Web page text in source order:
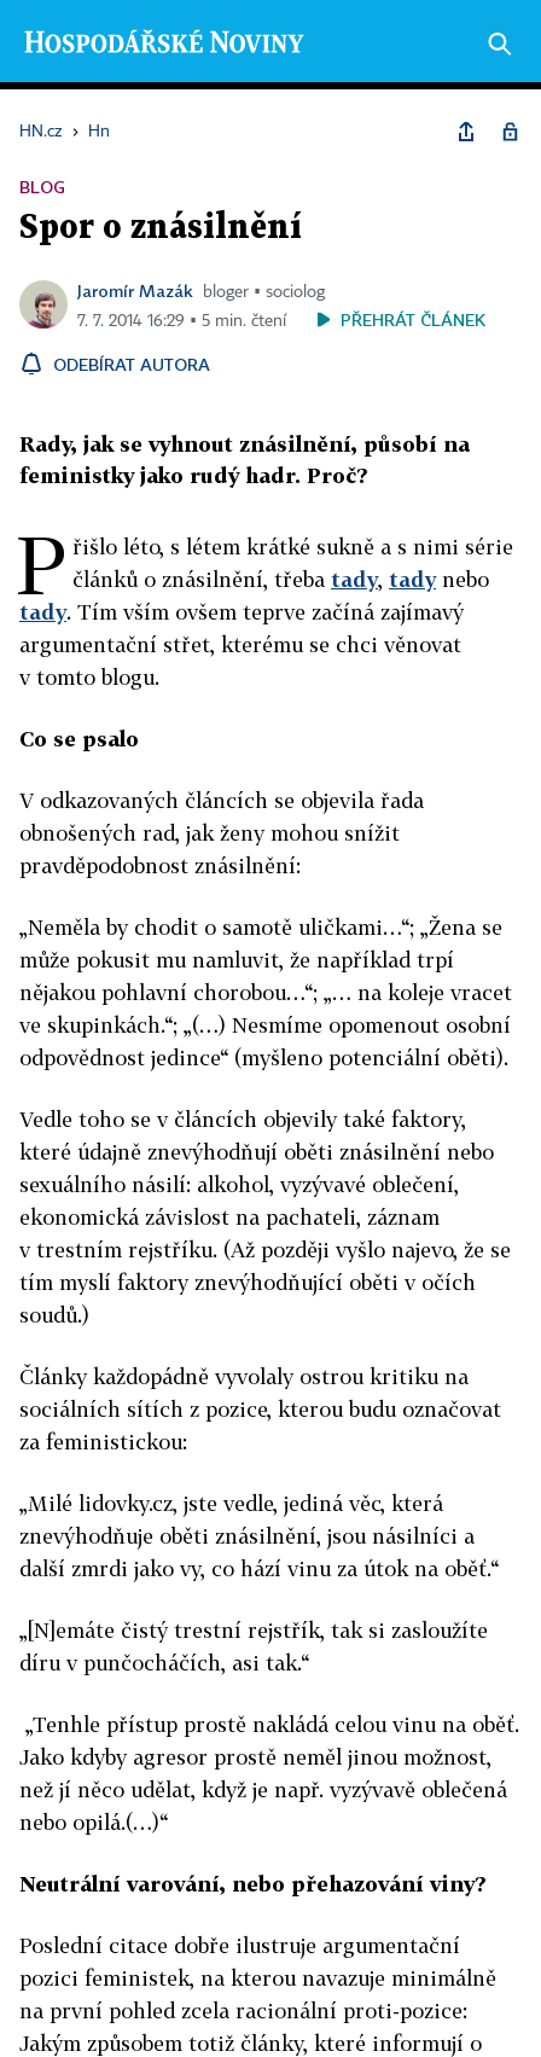
HN.cz › Hn
BLOG
Spor o znásilnění
Jaromír Mazák
bloger ▪ sociolog
7. 7. 2014 16:29 ▪ 5 min. čtení
PŘEHRÁT ČLÁNEK
ODEBÍRAT AUTORA
Rady, jak se vyhnout znásilnění, působí na
feministky jako rudý hadr. Proč?
P řišlo léto, s létem krátké sukně a s nimi série
článků o znásilnění, třeba tady, tadynebo
tady. Tím vším ovšem teprve začíná zajímavý
argumentační střet, kterému se chci věnovat
v tomto blogu.
Co se psalo
V odkazovaných článcích se objevila řada
obnošených rad, jak ženy mohou snížit
pravděpodobnost znásilnění:
„Neměla by chodit o samotě uličkami…“; „Žena se
může pokusit mu namluvit, že například trpí
nějakou pohlavní chorobou…“; „… na koleje vracet
ve skupinkách.“; „(…) Nesmíme opomenout osobní
odpovědnost jedince“ (myšleno potenciální oběti).
Vedle toho se v článcích objevily také faktory,
které údajně znevýhodňují oběti znásilnění nebo
sexuálního násilí: alkohol, vyzývavé oblečení,
ekonomická závislost na pachateli, záznam
v trestním rejstříku. (Až později vyšlo najevo, že se
tím myslí faktory znevýhodňující oběti v očích
soudů.)
Články každopádně vyvolaly ostrou kritiku na
sociálních sítích z pozice, kterou budu označovat
za feministickou:
„Milé lidovky.cz, jste vedle, jediná věc, která
znevýhodňuje oběti znásilnění, jsou násilníci a
další zmrdi jako vy, co hází vinu za útok na oběť.“
„[N]emáte čistý trestní rejstřík, tak si zasloužíte
díru v punčocháčích, asi tak.“
„Tenhle přístup prostě nakládá celou vinu na oběť.
Jako kdyby agresor prostě neměl jinou možnost,
než jí něco udělat, když je např. vyzývavě oblečená
nebo opilá.(…)“
Neutrální varování, nebo přehazování viny?
Poslední citace dobře ilustruje argumentační
pozici feministek, na kterou navazuje minimálně
na první pohled zcela racionální proti-pozice:
Jakým způsobem totiž články, které informují o